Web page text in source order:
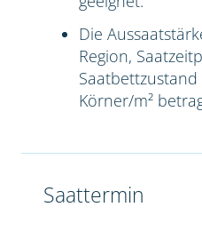
Die
Region,
Körner/m²
Saattermin